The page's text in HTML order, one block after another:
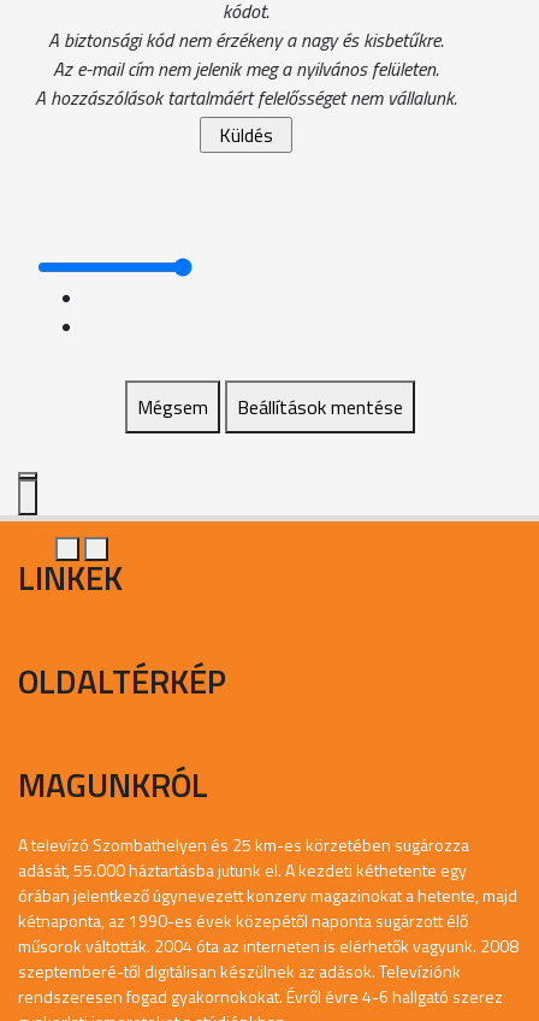
kódot.
A biztonsági kód nem érzékeny a nagy és kisbetűkre.
Az e-mail cím nem jelenik meg a nyilvános felületen.
A hozzászólások tartalmáért felelősséget nem vállalunk.
Mégsem Beállítások mentése
LINKEK
OLDALTÉRKÉP
MAGUNKRÓL
A televízó Szombathelyen és 25 km-es körzetében sugározza
adását, 55.000 háztartásba jutunk el. A kezdeti kéthetente egy
órában jelentkező úgynevezett konzerv magazinokat a hetente, majd
kétnaponta, az 1990-es évek közepétől naponta sugárzott élő
műsorok váltották. 2004 óta az interneten is elérhetők vagyunk. 2008
szeptemberé-től digitálisan készülnek az adások. Televíziónk
rendszeresen fogad gyakornokokat. Évről évre 4-6 hallgató szerez